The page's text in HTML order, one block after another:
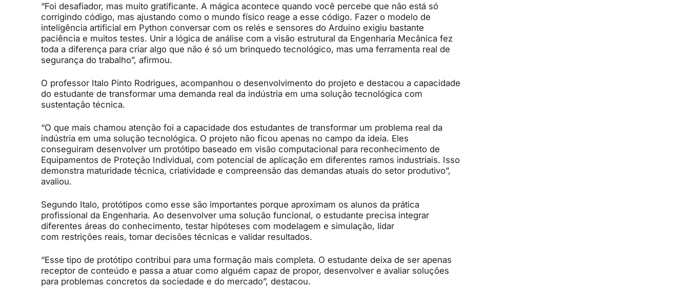
“Foi desafiador, mas muito gratificante. A mágica acontece quando você percebe que não está só
corrigindo código, mas ajustando como o mundo físico reage a esse código. Fazer o modelo de
inteligência artificial em Python conversar com os relés e sensores do Arduino exigiu bastante
paciência e muitos testes. Unir a lógica de análise com a visão estrutural da Engenharia Mecânica fez
toda a diferença para criar algo que não é só um brinquedo tecnológico, mas uma ferramenta real de
segurança do trabalho”, afirmou.
O professor Italo Pinto Rodrigues, acompanhou o desenvolvimento do projeto e destacou a capacidade
do estudante de transformar uma demanda real da indústria em uma solução tecnológica com
sustentação técnica.
“O que mais chamou atenção foi a capacidade dos estudantes de transformar um problema real da
indústria em uma solução tecnológica. O projeto não ficou apenas no campo da ideia. Eles
conseguiram desenvolver um protótipo baseado em visão computacional para reconhecimento de
Equipamentos de Proteção Individual, com potencial de aplicação em diferentes ramos industriais. Isso
demonstra maturidade técnica, criatividade e compreensão das demandas atuais do setor produtivo”,
avaliou.
Segundo Italo, protótipos como esse são importantes porque aproximam os alunos da prática
profissional da Engenharia. Ao desenvolver uma solução funcional, o estudante precisa integrar
diferentes áreas do conhecimento, testar hipóteses com modelagem e simulação, lidar
com restrições reais, tomar decisões técnicas e validar resultados.
“Esse tipo de protótipo contribui para uma formação mais completa. O estudante deixa de ser apenas
receptor de conteúdo e passa a atuar como alguém capaz de propor, desenvolver e avaliar soluções
para problemas concretos da sociedade e do mercado”, destacou.